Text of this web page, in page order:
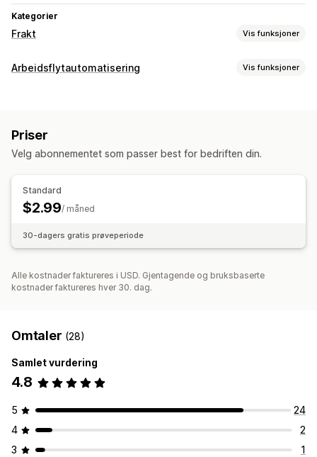
Kategorier
Frakt Vis funksjoner
Etiketter og emballasje
Arbeidsflytautomatisering Vis funksjoner
Priser
Velg abonnementet som passer best for bedriften din.
Standard
$2.99/ måned
30-dagers gratis prøveperiode
Alle kostnader faktureres i USD. Gjentagende og bruksbaserte
kostnader faktureres hver 30. dag.
Omtaler (28)
Samlet vurdering
4.8
5
24
4
2
3
1